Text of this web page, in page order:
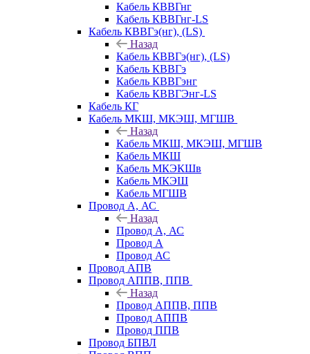
Кабель КВВГнг
Кабель КВВГнг-LS
Кабель КВВГэ(нг), (LS)
Назад
Кабель КВВГэ(нг), (LS)
Кабель КВВГэ
Кабель КВВГэнг
Кабель КВВГЭнг-LS
Кабель КГ
Кабель МКШ, МКЭШ, МГШВ
Назад
Кабель МКШ, МКЭШ, МГШВ
Кабель МКШ
Кабель МКЭКШв
Кабель МКЭШ
Кабель МГШВ
Провод А, АС
Назад
Провод А, АС
Провод А
Провод АС
Провод АПВ
Провод АППВ, ППВ
Назад
Провод АППВ, ППВ
Провод АППВ
Провод ППВ
Провод БПВЛ